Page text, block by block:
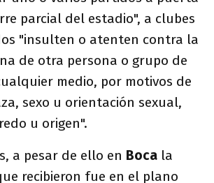
parcial del estadio", a clubes
"insulten o atenten contra la
de otra persona o grupo de
medio, por motivos de
sexo u orientación sexual,
u origen".
a pesar de ello en Boca la
recibieron fue en el plano